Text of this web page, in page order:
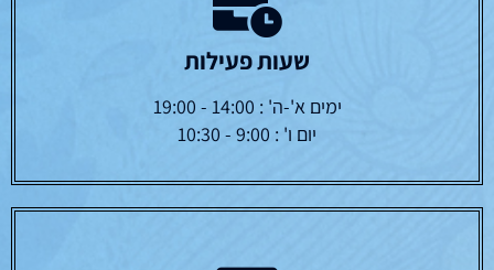
שעות פעילות
ימים א'-ה' : 14:00 - 19:00
יום ו' : 9:00 - 10:30